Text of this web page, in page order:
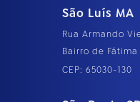
São Luís MA
Rua Armando
Bairro de Fátima
CEP: 65030-130